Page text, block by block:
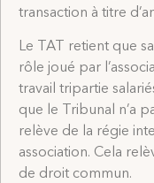
transaction à titre
Le TAT retient que
rôle joué par
travail tripartie
que le Tribunal n’a
relève de la régie
association. Cela
de droit commun.